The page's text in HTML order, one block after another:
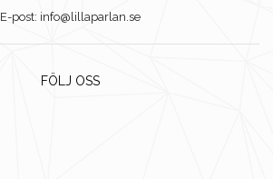
E-post: info@lillaparlan.se
FÖLJ OSS